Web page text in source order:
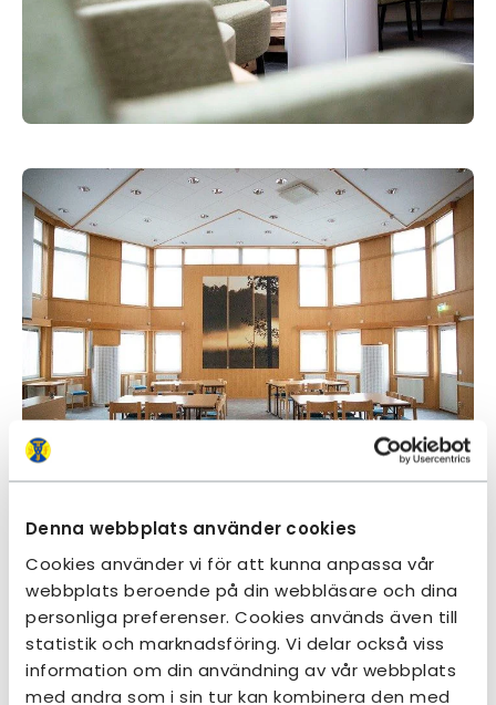
Denna webbplats använder cookies
Cookies använder vi för att kunna anpassa vår
webbplats beroende på din webbläsare och dina
personliga preferenser. Cookies används även till
statistik och marknadsföring. Vi delar också viss
information om din användning av vår webbplats
med andra som i sin tur kan kombinera den med